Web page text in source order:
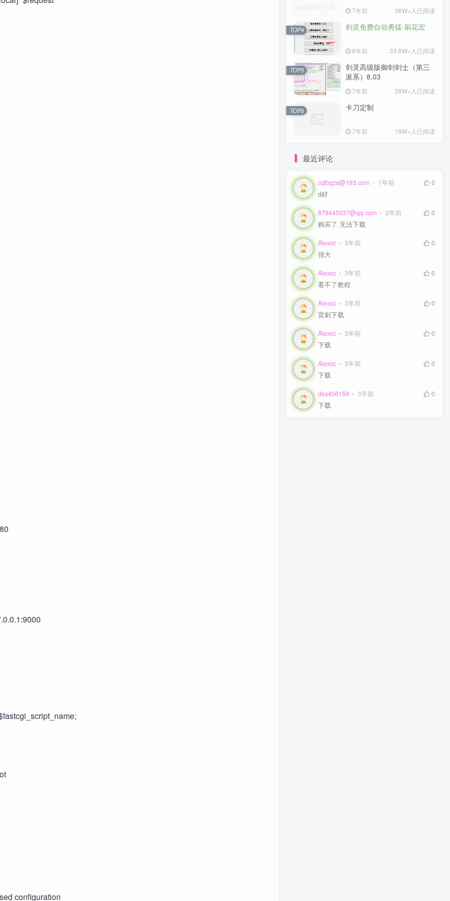
configuration
7年前 36W+人已阅读
剑灵免费自动勇猛-刷花宏
6年前 33.6W+人已阅读
TOP4
剑灵高级版御剑剑士（第三
派系）8.03
7年前 28W+人已阅读
TOP5
卡刀定制
7年前 19W+人已阅读
TOP6
最近评论
cqlbgzs@163.com 1年前
0
d好
879445037@qq.com 2年前
0
购买了 无法下载
Alexcc 3年前
0
强大
Alexcc 3年前
0
看不了教程
Alexcc 3年前
0
雷刺下载
Alexcc 3年前
0
下载
Alexcc 3年前
0
下载
dsa456159 3年前
0
下载
7年前 36W+人已阅读
剑灵免费自动勇猛-刷花宏
6年前 33.6W+人已阅读
TOP4
剑灵高级版御剑剑士（第三
派系）8.03
7年前 28W+人已阅读
TOP5
卡刀定制
7年前 19W+人已阅读
TOP6
cqlbgzs@163.com 1年前
0
d好
879445037@qq.com 2年前
0
购买了 无法下载
Alexcc 3年前
0
强大
Alexcc 3年前
0
看不了教程
Alexcc 3年前
0
雷刺下载
Alexcc 3年前
0
下载
Alexcc 3年前
0
下载
dsa456159 3年前
0
下载